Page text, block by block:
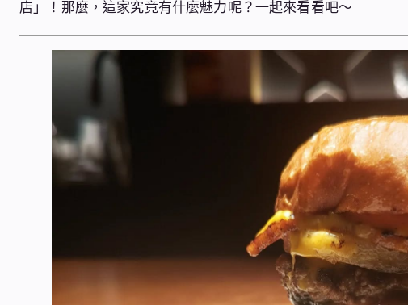
店」！那麼，這家究竟有什麼魅力呢？一起來看看吧～